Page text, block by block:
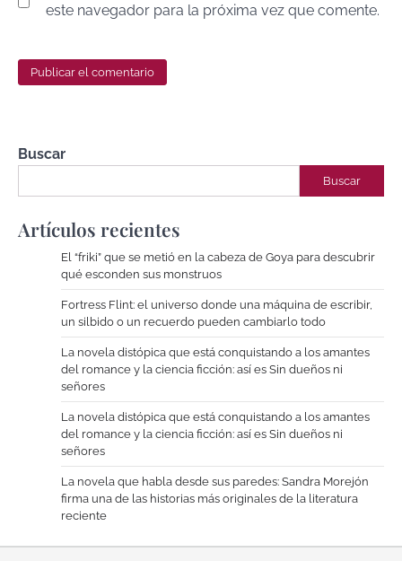
este navegador para la próxima vez que comente.
Buscar
Buscar
Artículos recientes
El “friki” que se metió en la cabeza de Goya para descubrir
qué esconden sus monstruos
Fortress Flint: el universo donde una máquina de escribir,
un silbido o un recuerdo pueden cambiarlo todo
La novela distópica que está conquistando a los amantes
del romance y la ciencia ficción: así es Sin dueños ni
señores
La novela distópica que está conquistando a los amantes
del romance y la ciencia ficción: así es Sin dueños ni
señores
La novela que habla desde sus paredes: Sandra Morejón
firma una de las historias más originales de la literatura
reciente